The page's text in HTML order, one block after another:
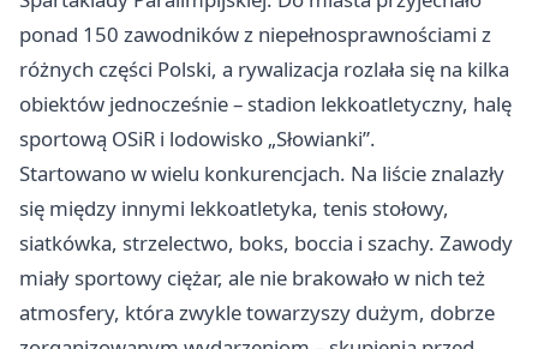
ponad 150 zawodników z niepełnosprawnościami z
różnych części Polski, a rywalizacja rozlała się na kilka
obiektów jednocześnie – stadion lekkoatletyczny, halę
sportową OSiR i lodowisko „Słowianki”.
Startowano w wielu konkurencjach. Na liście znalazły
się między innymi lekkoatletyka, tenis stołowy,
siatkówka, strzelectwo, boks, boccia i szachy. Zawody
miały sportowy ciężar, ale nie brakowało w nich też
atmosfery, która zwykle towarzyszy dużym, dobrze